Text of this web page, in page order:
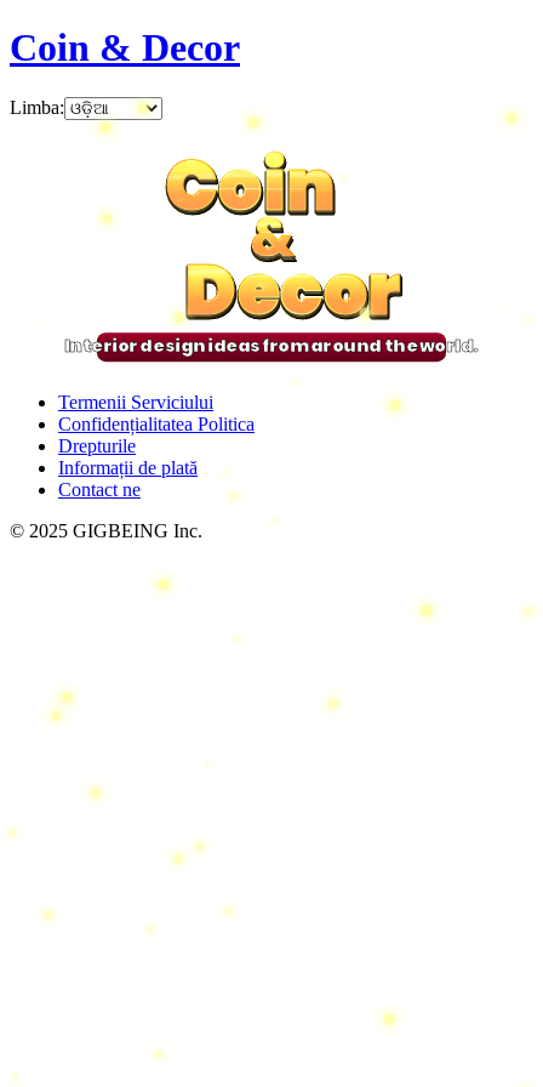
Coin & Decor
Limba:
Coin
&
Decor
Coin
&
Decor
Coin
&
Decor
Coin
&
Decor
Interior design ideas from around the world.
Termenii Serviciului
Confidențialitatea Politica
Drepturile
Informații de plată
Contact ne
© 2025 GIGBEING Inc.